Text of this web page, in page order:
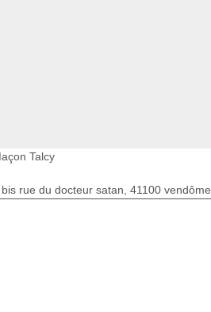
Talcy
rue du docteur satan, 41100 vendôme